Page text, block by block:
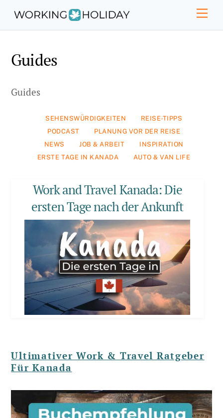
content
Guides
Guides
SEHENSWÜRDIGKEITEN
REISE-TIPPS
PODCAST
PLANUNG VOR DER REISE
NEWS
JOB & ARBEIT
INSPIRATION
ERSTE TAGE IN KANADA
AUTO & VAN LIFE
Work and Travel Kanada: Die
ersten Tage nach der Ankunft
Ultimativer Work & Travel Ratgeber
Für Kanada